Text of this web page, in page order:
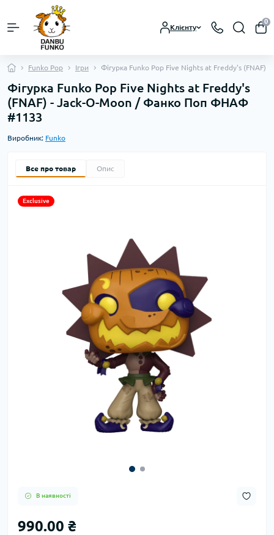
Клієнту
0
Funko Pop Ігри Фігурка Funko Pop Five Nights at Freddy's
Фігурка Funko Pop Five Nights at Freddy's
(FNAF) - Jack-O-Moon / Фанко Поп ФНАФ
#1133
Виробник: Funko
Все про товар Опис
Exclusive
В наявності
990.00 ₴